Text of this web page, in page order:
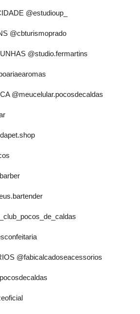
@estudioup_
@cbturismoprado
@studio.fermartins
@meucelular.pocosdecaldas
@fabicalcadoseacessorios